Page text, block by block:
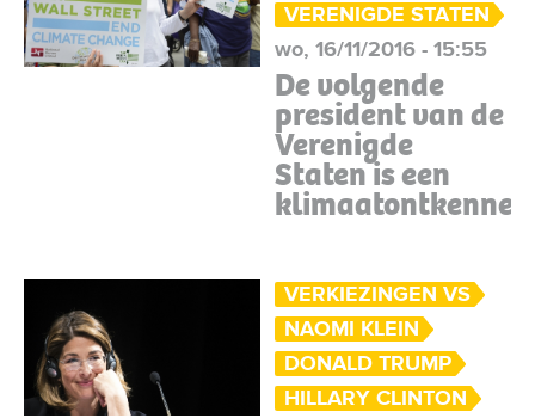
VERENIGDE STATEN
wo, 16/11/2016 - 15:55
De volgende
president van de
Verenigde
Staten is een
klimaatontkenner
VERKIEZINGEN VS
NAOMI KLEIN
DONALD TRUMP
HILLARY CLINTON